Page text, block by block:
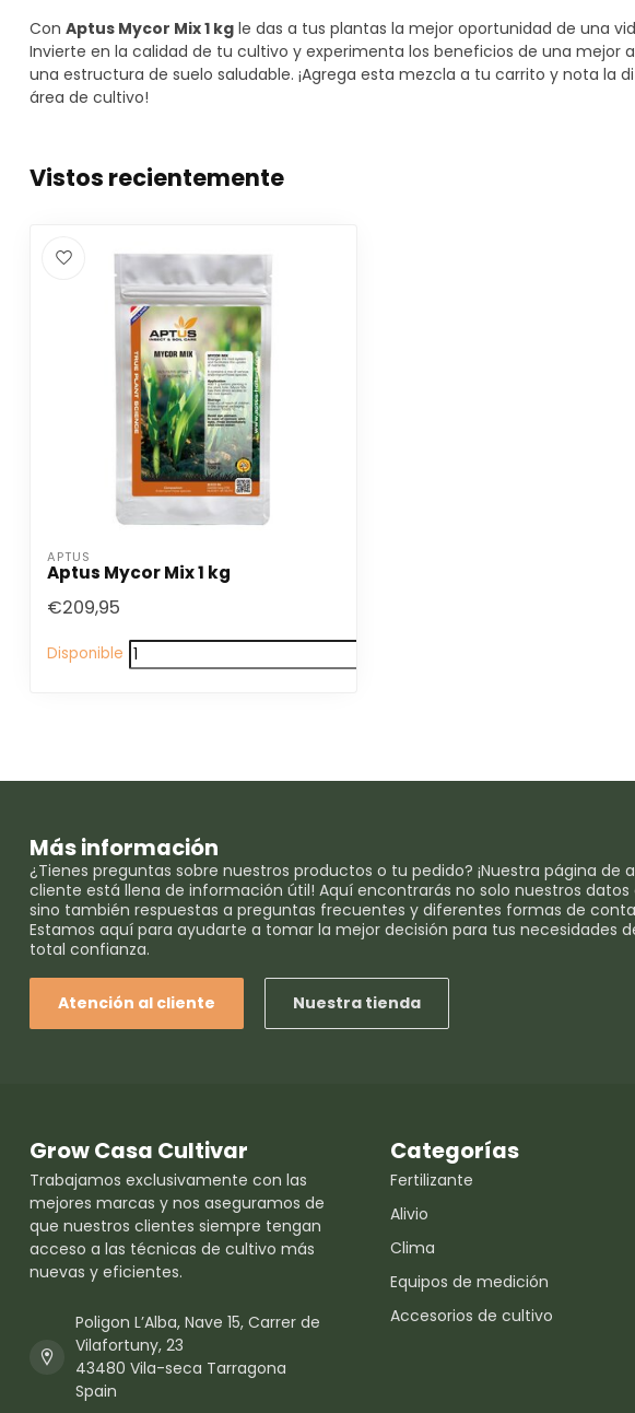
Con Aptus Mycor Mix 1 kg le das a tus plantas la mejor oportunidad de una
Invierte en la calidad de tu cultivo y experimenta los beneficios de una mejor
una estructura de suelo saludable. ¡Agrega esta mezcla a tu carrito y nota la
área de cultivo!
Vistos recientemente
APTUS
Aptus Mycor Mix 1 kg
€209,95
Disponible
Más información
¿Tienes preguntas sobre nuestros productos o tu pedido? ¡Nuestra página de
cliente está llena de información útil! Aquí encontrarás no solo nuestros datos
sino también respuestas a preguntas frecuentes y diferentes formas de
Estamos aquí para ayudarte a tomar la mejor decisión para tus necesidades
total confianza.
Atención al cliente Nuestra tienda
Grow Casa Cultivar
Trabajamos exclusivamente con las
mejores marcas y nos aseguramos de
que nuestros clientes siempre tengan
acceso a las técnicas de cultivo más
nuevas y eficientes.
Poligon L’Alba, Nave 15, Carrer de
Vilafortuny, 23
43480 Vila-seca Tarragona
Spain
Categorías
Fertilizante
Alivio
Clima
Equipos de medición
Accesorios de cultivo